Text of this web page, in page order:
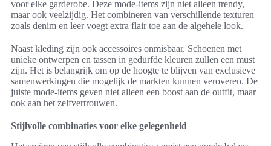
voor elke garderobe. Deze mode-items zijn niet alleen trendy,
maar ook veelzijdig. Het combineren van verschillende texturen
zoals denim en leer voegt extra flair toe aan de algehele look.
Naast kleding zijn ook accessoires onmisbaar. Schoenen met
unieke ontwerpen en tassen in gedurfde kleuren zullen een must
zijn. Het is belangrijk om op de hoogte te blijven van exclusieve
samenwerkingen die mogelijk de markten kunnen veroveren. De
juiste mode-items geven niet alleen een boost aan de outfit, maar
ook aan het zelfvertrouwen.
Stijlvolle combinaties voor elke gelegenheid